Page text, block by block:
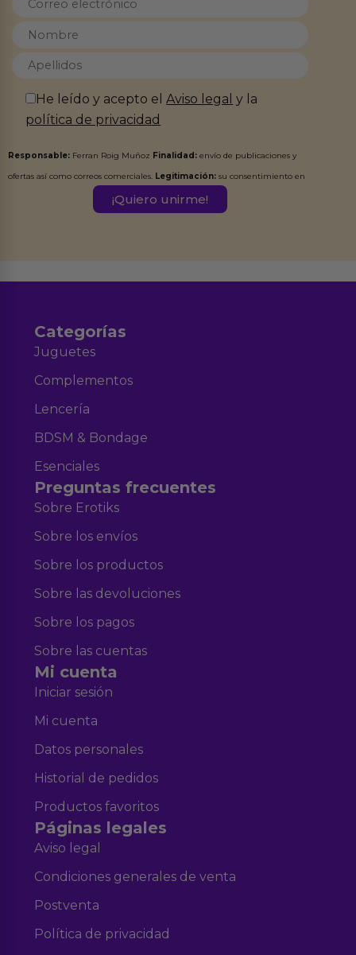
He leído y acepto elAviso legal y la
política de privacidad
Responsable: Ferran Roig Muñoz Finalidad: envío de publicaciones y
ofertas así como correos comerciales. Legitimación: su consentimiento en
Destinatarios:Ferran Roig Muñoz. Podrás ejercer tus
Categorías
Juguetes
Complementos
Lencería
BDSM & Bondage
Esenciales
Preguntas frecuentes
Sobre Erotiks
Sobre los envíos
Sobre los productos
Sobre las devoluciones
Sobre los pagos
Sobre las cuentas
Mi cuenta
Iniciar sesión
Mi cuenta
Datos personales
Historial de pedidos
Productos favoritos
Páginas legales
Aviso legal
Condiciones generales de venta
Postventa
Política de privacidad